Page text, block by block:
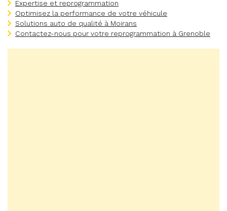
Expertise et reprogrammation
Optimisez la performance de votre véhicule
Solutions auto de qualité à Moirans
Contactez-nous pour votre reprogrammation à Grenoble